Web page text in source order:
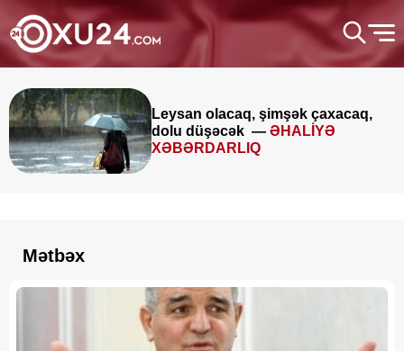
Leysan olacaq, şimşək çaxacaq,
dolu düşəcək — ƏHALİYƏ
XƏBƏRDARLIQ
Mətbəx